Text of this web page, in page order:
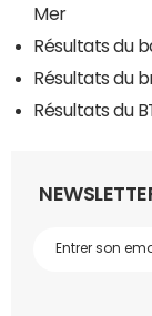
Mer
Résultats du
Résultats du
Résultats du